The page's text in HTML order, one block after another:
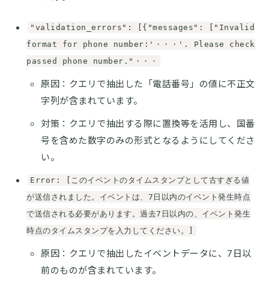
"validation_errors": [{"messages": ["Invalid
format for phone number:'・・・'. Please check
passed phone number."・・・
原因：クエリで抽出した「電話番号」の値に不正文
字列が含まれています。
対策：クエリで抽出する際に置換等を活用し、国番
号を含めた数字のみの形式となるようにしてくださ
い。
Error: [このイベントのタイムスタンプとして古すぎる値
が送信されました。イベントは、7日以内のイベント発生時点
で送信される必要があります。過去7日以内の、イベント発生
時点のタイムスタンプを入力してください。]
原因：クエリで抽出したイベントデータに、7日以
前のものが含まれています。